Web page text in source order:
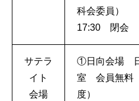
科会委員）
17:30 閉会
サテラ
イト
会場
①日向会場 日
室 会員無料
度）